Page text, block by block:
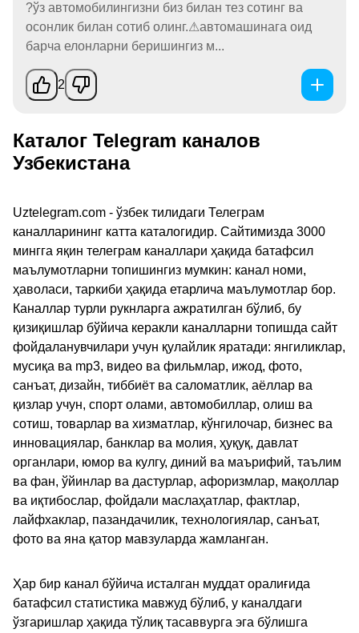
?ўз автомобилингизни биз билан тез сотинг ва
осонлик билан сотиб олинг.⚠автомашинага оид
барча елонларни беришингиз м...
2
Каталог Telegram каналов
Узбекистана
Uztelegram.com - ўзбек тилидаги Телеграм
каналларининг катта каталогидир. Сайтимизда 3000
мингга яқин телеграм каналлари ҳақида батафсил
маълумотларни топишингиз мумкин: канал номи,
ҳаволаси, таркиби ҳақида етарлича маълумотлар бор.
Каналлар турли рукнларга ажратилган бўлиб, бу
қизиқишлар бўйича керакли каналларни топишда сайт
фойдаланувчилари учун қулайлик яратади: янгиликлар,
мусиқа ва mp3, видео ва фильмлар, ижод, фото,
санъат, дизайн, тиббиёт ва саломатлик, аёллар ва
қизлар учун, спорт олами, автомобиллар, олиш ва
сотиш, товарлар ва хизматлар, кўнгилочар, бизнес ва
инновациялар, банклар ва молия, ҳуқуқ, давлат
органлари, юмор ва кулгу, диний ва маърифий, таълим
ва фан, ўйинлар ва дастурлар, афоризмлар, мақоллар
ва иқтибослар, фойдали маслаҳатлар, фактлар,
лайфхаклар, пазандачилик, технологиялар, санъат,
фото ва яна қатор мавзуларда жамланган.
Ҳар бир канал бўйича исталган муддат оралиғида
батафсил статистика мавжуд бўлиб, у каналдаги
ўзгаришлар ҳақида тўлиқ тасаввурга эга бўлишга